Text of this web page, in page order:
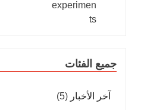
جميع الفئات
آخر الأخبار (5)